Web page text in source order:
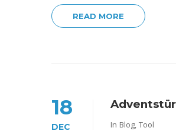
READ MORE
18
DEC In Blog, Tool